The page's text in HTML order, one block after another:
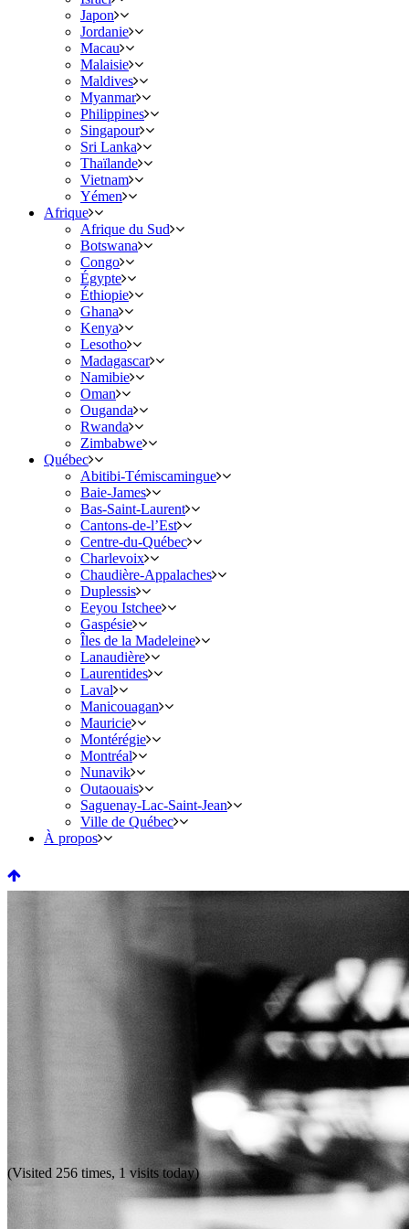
Japon
Jordanie
Macau
Malaisie
Maldives
Myanmar
Philippines
Singapour
Sri Lanka
Thaïlande
Vietnam
Yémen
Afrique
Afrique du Sud
Botswana
Congo
Égypte
Éthiopie
Ghana
Kenya
Lesotho
Madagascar
Namibie
Oman
Ouganda
Rwanda
Zimbabwe
Québec
Abitibi-Témiscamingue
Baie-James
Bas-Saint-Laurent
Cantons-de-l’Est
Centre-du-Québec
Charlevoix
Chaudière-Appalaches
Duplessis
Eeyou Istchee
Gaspésie
Îles de la Madeleine
Lanaudière
Laurentides
Laval
Manicouagan
Mauricie
Montérégie
Montréal
Nunavik
Outaouais
Saguenay-Lac-Saint-Jean
Ville de Québec
À propos
(Visited 256 times, 1 visits today)